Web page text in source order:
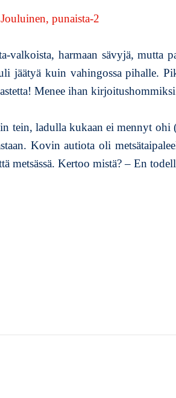
k
k
h
a
harmaan sävyjä, mutta
jäätyä kuin vahingossa pihalle.
Menee ihan
tein, ladulla kukaan ei mennyt
Kovin autiota oli
metsässä. Kertoo mistä? – En